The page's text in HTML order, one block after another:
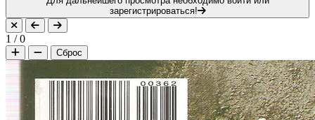
зарегистрироваться!
1 /0
Сброс